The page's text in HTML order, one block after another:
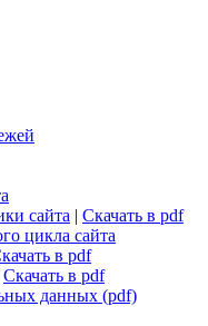
сайта | Скачать в pdf
цикла сайта
в pdf
Скачать в pdf
данных (pdf)